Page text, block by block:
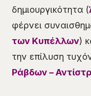
δημιουργικότητα (
φέρνει
των Κυπέλλων)
την επίλυση
Ράβδων –